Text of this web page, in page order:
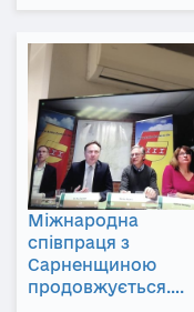
Міжнародна
співпраця з
Сарненщиною
продовжується….